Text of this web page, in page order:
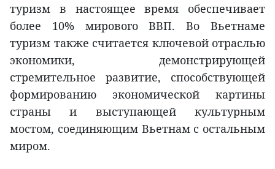
туризм в настоящее время обеспечивает
более 10% мирового ВВП. Во Вьетнаме
туризм также считается ключевой отраслью
экономики, демонстрирующей
стремительное развитие, способствующей
формированию экономической картины
страны и выступающей культурным
мостом, соединяющим Вьетнам с остальным
миром.